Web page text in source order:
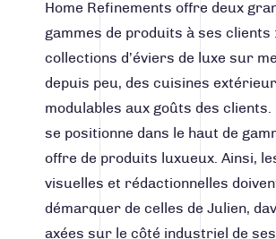
Home Refinements offre deux
gammes de produits à ses clients
collections d’éviers de luxe sur
depuis peu, des cuisines
modulables aux goûts des clients.
se positionne dans le haut de
offre de produits luxueux. Ainsi,
visuelles et rédactionnelles
démarquer de celles de Julien,
axées sur le côté industriel de